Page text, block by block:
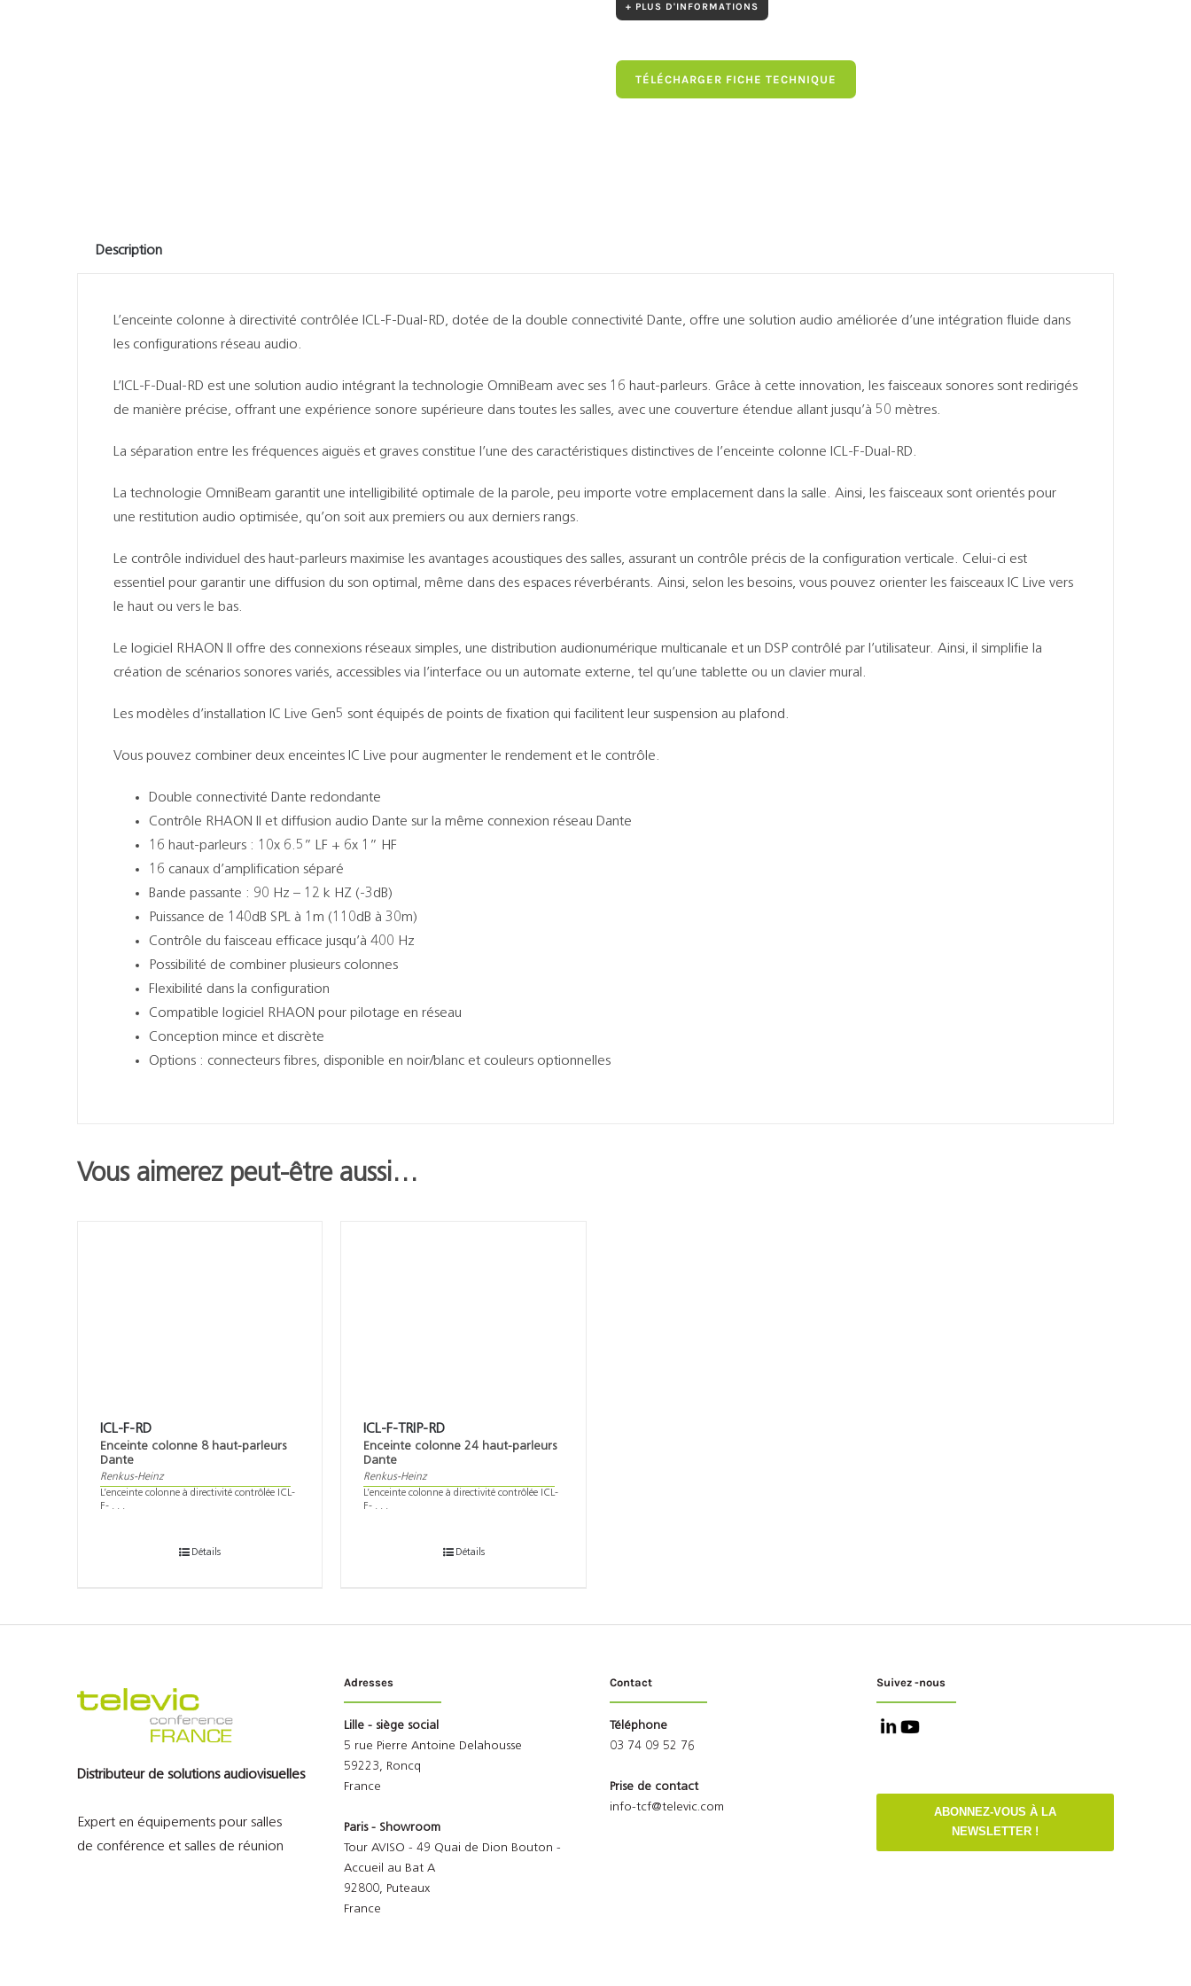
+ PLUS D'INFORMATIONS
TÉLÉCHARGER FICHE TECHNIQUE
Description
L’enceinte colonne à directivité contrôlée ICL-F-Dual-RD, dotée de la double connectivité Dante, offre une solution audio améliorée d’une intégration fluide dans
les configurations réseau audio.
L’ICL-F-Dual-RD est une solution audio intégrant la technologie OmniBeam avec ses 16 haut-parleurs. Grâce à cette innovation, les faisceaux sonores sont redirigés
de manière précise, offrant une expérience sonore supérieure dans toutes les salles, avec une couverture étendue allant jusqu’à 50 mètres.
La séparation entre les fréquences aiguës et graves constitue l’une des caractéristiques distinctives de l’enceinte colonne ICL-F-Dual-RD.
La technologie OmniBeam garantit une intelligibilité optimale de la parole, peu importe votre emplacement dans la salle. Ainsi, les faisceaux sont orientés pour
une restitution audio optimisée, qu’on soit aux premiers ou aux derniers rangs.
Le contrôle individuel des haut-parleurs maximise les avantages acoustiques des salles, assurant un contrôle précis de la configuration verticale. Celui-ci est
essentiel pour garantir une diffusion du son optimal, même dans des espaces réverbérants. Ainsi, selon les besoins, vous pouvez orienter les faisceaux IC Live vers
le haut ou vers le bas.
Le logiciel RHAON II offre des connexions réseaux simples, une distribution audionumérique multicanale et un DSP contrôlé par l’utilisateur. Ainsi, il simplifie la
création de scénarios sonores variés, accessibles via l’interface ou un automate externe, tel qu’une tablette ou un clavier mural.
Les modèles d’installation IC Live Gen5 sont équipés de points de fixation qui facilitent leur suspension au plafond.
Vous pouvez combiner deux enceintes IC Live pour augmenter le rendement et le contrôle.
Double connectivité Dante redondante
Contrôle RHAON II et diffusion audio Dante sur la même connexion réseau Dante
16 haut-parleurs : 10x 6.5” LF + 6x 1” HF
16 canaux d’amplification séparé
Bande passante : 90 Hz – 12 k HZ (-3dB)
Puissance de 140dB SPL à 1m (110dB à 30m)
Contrôle du faisceau efficace jusqu’à 400 Hz
Possibilité de combiner plusieurs colonnes
Flexibilité dans la configuration
Compatible logiciel RHAON pour pilotage en réseau
Conception mince et discrète
Options : connecteurs fibres, disponible en noir/blanc et couleurs optionnelles
Vous aimerez peut-être aussi…
ICL-F-RD
Enceinte colonne 8 haut-parleurs
Dante
Renkus-Heinz
L’enceinte colonne à directivité contrôlée ICL-
F- . . .
Détails
ICL-F-TRIP-RD
Enceinte colonne 24 haut-parleurs
Dante
Renkus-Heinz
L’enceinte colonne à directivité contrôlée ICL-
F- . . .
Détails
Distributeur de solutions audiovisuelles
Expert en équipements pour salles
de conférence et salles de réunion
Adresses
Lille - siège social
5 rue Pierre Antoine Delahousse
59223, Roncq
France
Paris - Showroom
Tour AVISO - 49 Quai de Dion Bouton -
Accueil au Bat A
92800, Puteaux
France
Contact
Téléphone
03 74 09 52 76
Prise de contact
info-tcf@televic.com
Suivez -nous
ABONNEZ-VOUS À LA
NEWSLETTER !